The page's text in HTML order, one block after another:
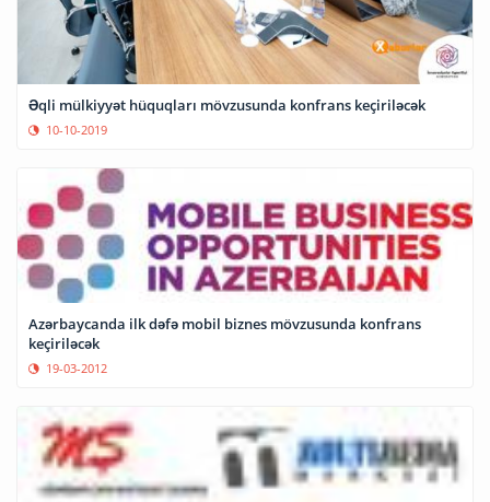
Əqli mülkiyyət hüquqları mövzusunda konfrans keçiriləcək
10-10-2019
Azərbaycanda ilk dəfə mobil biznes mövzusunda konfrans
keçiriləcək
19-03-2012